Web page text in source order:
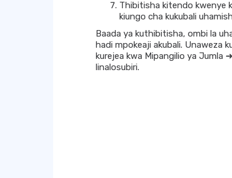
Thibitisha kitendo kwenye
kiungo cha kukubali
Baada ya kuthibitisha, ombi la
hadi mpokeaji akubali. Unaweza
kurejea kwa Mipangilio ya Jumla
linalosubiri.